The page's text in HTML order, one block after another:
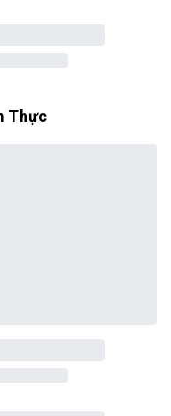
Thực